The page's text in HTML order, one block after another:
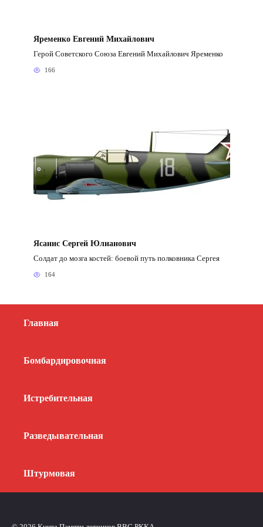
Яременко Евгений Михайлович
Герой Советского Союза Евгений Михайлович Яременко
166
Ясанис Сергей Юлианович
Солдат до мозга костей: боевой путь полковника Сергея
164
Главная
Бомбардировочная
Истребительная
Разведывательная
Штурмовая